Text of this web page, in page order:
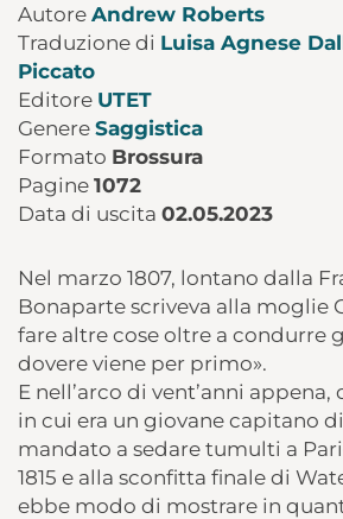
Autore Andrew Roberts
Traduzione di Luisa Agnese
Piccato
Editore UTET
Genere Saggistica
Formato Brossura
Pagine 1072
Data di uscita 02.05.2023
Nel marzo 1807, lontano dalla
Bonaparte scriveva alla moglie
fare altre cose oltre a condurre
dovere viene per primo».
E nell’arco di vent’anni appena,
in cui era un giovane capitano
mandato a sedare tumulti a
1815 e alla sconfitta finale di
ebbe modo di mostrare in